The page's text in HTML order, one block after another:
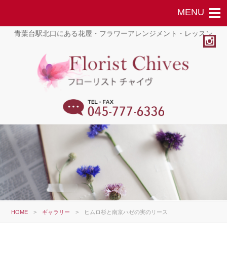
青葉台駅北口にある花屋・フラワーアレンジメント・レッスン
HOME > ギャラリー > ヒムロ杉と南京ハゼの実のリース